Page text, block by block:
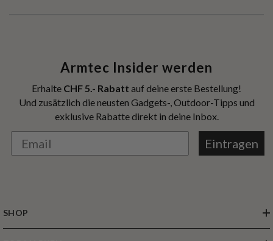
Armtec Insider werden
Erhalte CHF 5.- Rabatt auf deine erste Bestellung!
Und zusätzlich die neusten Gadgets-, Outdoor-Tipps und
exklusive Rabatte direkt in deine Inbox.
Eintragen
SHOP